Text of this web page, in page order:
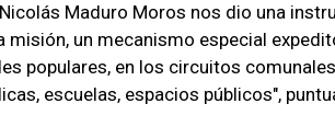
Maduro Moros nos dio una
misión, un mecanismo especial
populares, en los circuitos
escuelas, espacios públicos",